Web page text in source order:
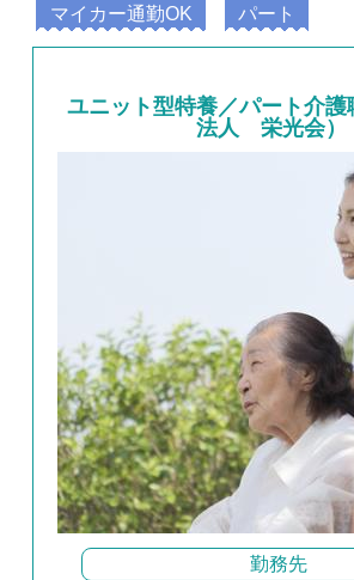
マイカー通勤OK パート
ユニット型特養／パート介護
法人 栄光会）
勤務先